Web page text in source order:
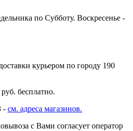
по Субботу. Воскресенье -
курьером по городу 190
руб. бесплатно.
- см. адреса магазинов.
с Вами согласует оператор